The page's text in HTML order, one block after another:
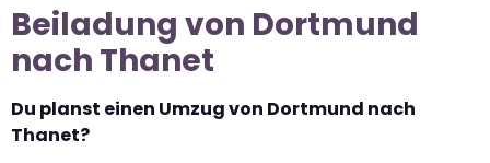
Beiladung von Dortmund
nach Thanet
Du planst einen Umzug von Dortmund nach
Thanet?